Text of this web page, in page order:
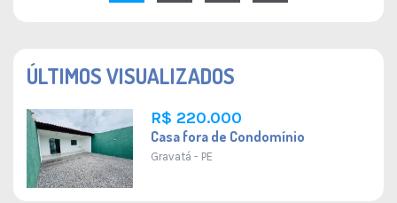
ÚLTIMOS VISUALIZADOS
R$ 220.000
Casa fora de Condomínio
Gravatá - PE